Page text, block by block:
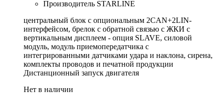
Производитель STARLINE
центральный блок с опциональным 2CAN+2LIN-
интерфейсом, брелок с обратной связью с ЖКИ с
вертикальным дисплеем - опция SLAVE, силовой
модуль, модуль приемопередатчика с
интегрированными датчиками удара и наклона, сирена,
комплекты проводов и печатной продукции
Дистанционный запуск двигателя
Нет в наличии